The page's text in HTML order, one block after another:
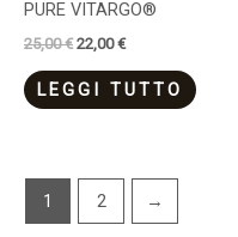
PURE VITARGO®
25,00€
25,00 €.
22,00€
22,00 €.
LEGGI TUTTO
1 2 →